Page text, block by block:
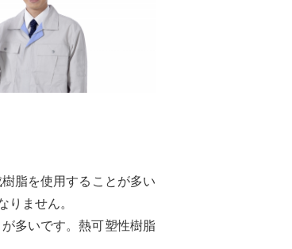
脂を使用することが多い
ません。
多いです。熱可塑性樹脂